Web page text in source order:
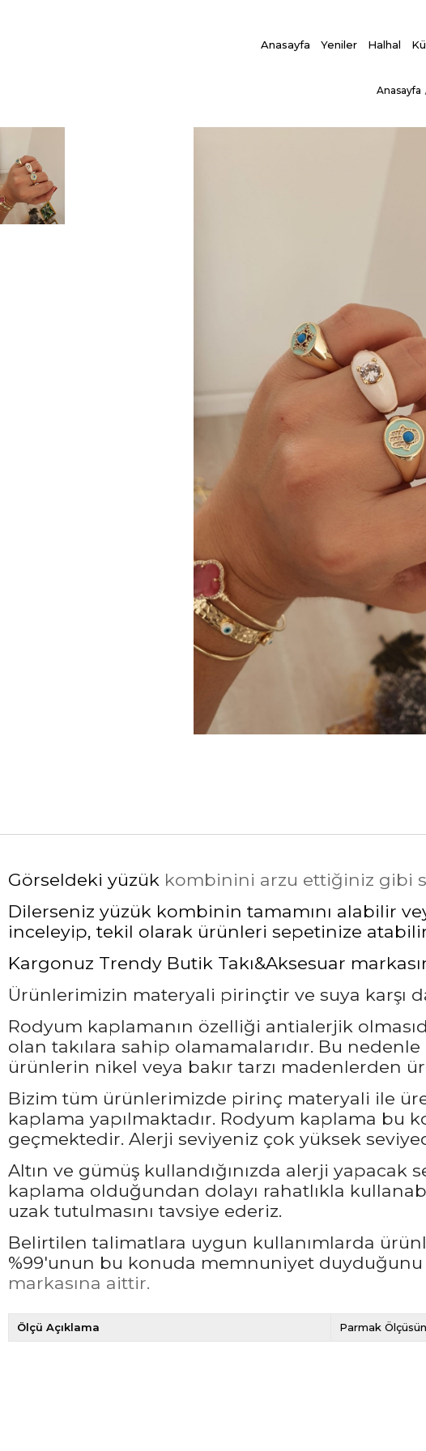
Anasayfa Yeniler Halhal
Anasayfa
Görseldeki yüzük kombinini arzu ettiğiniz gibi
Dilerseniz yüzük kombinin tamamını alabilir
inceleyip, tekil olarak ürünleri sepetinize
Kargonuz Trendy Butik Takı&Aksesuar
Ürünlerimizin materyali pirinçtir ve suya karşı
Rodyum kaplamanın özelliği antialerjik
olan takılara sahip olamamalarıdır. Bu
ürünlerin nikel veya bakır tarzı madenlerden
Bizim tüm ürünlerimizde pirinç materyali ile
kaplama yapılmaktadır. Rodyum kaplama bu
geçmektedir. Alerji seviyeniz çok yüksek
Altın ve gümüş kullandığınızda alerji
kaplama olduğundan dolayı rahatlıkla
uzak tutulmasını tavsiye ederiz.
Belirtilen talimatlara uygun kullanımlarda
%99'unun bu konuda memnuniyet
markasına aittir.
Ölçü Açıklama Parmak